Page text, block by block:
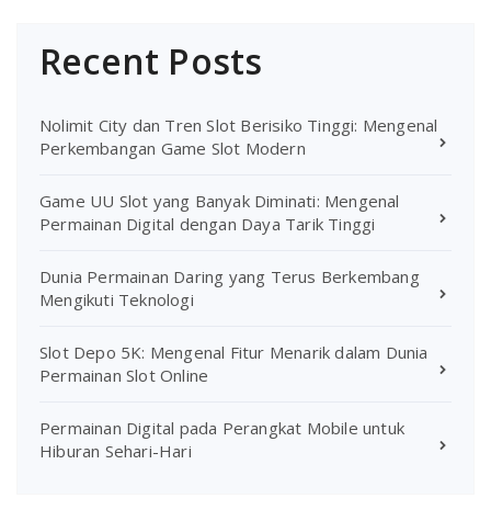
Recent Posts
Nolimit City dan Tren Slot Berisiko Tinggi: Mengenal
Perkembangan Game Slot Modern
Game UU Slot yang Banyak Diminati: Mengenal
Permainan Digital dengan Daya Tarik Tinggi
Dunia Permainan Daring yang Terus Berkembang
Mengikuti Teknologi
Slot Depo 5K: Mengenal Fitur Menarik dalam Dunia
Permainan Slot Online
Permainan Digital pada Perangkat Mobile untuk
Hiburan Sehari-Hari